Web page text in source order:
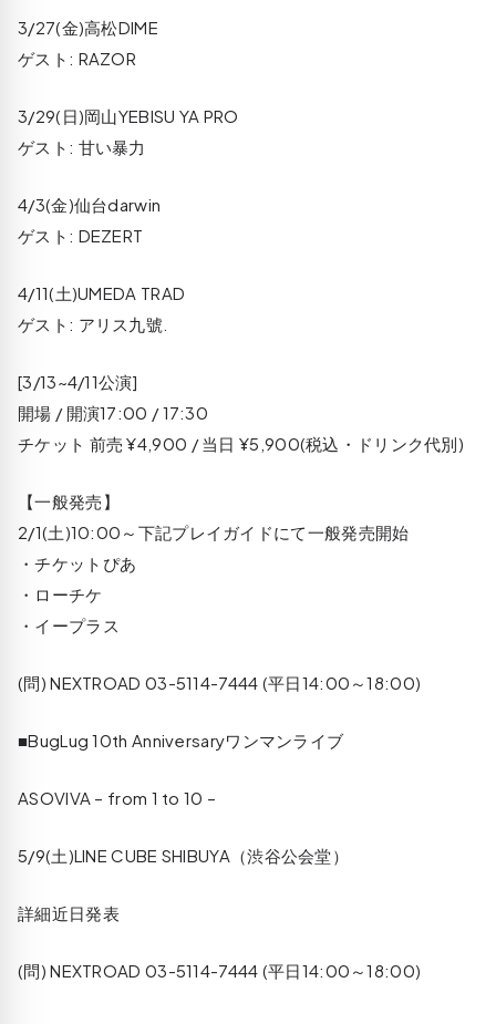
3/27(金)高松DIME
ゲスト: RAZOR
3/29(日)岡山YEBISU YA PRO
ゲスト: 甘い暴力
4/3(金)仙台darwin
ゲスト: DEZERT
4/11(土)UMEDA TRAD
ゲスト: アリス九號.
[3/13~4/11公演]
開場 / 開演17:00 / 17:30
チケット 前売 ¥4,900 / 当日 ¥5,900(税込・ドリンク代別)
【一般発売】
2/1(土)10:00～下記プレイガイドにて一般発売開始
・チケットぴあ
・ローチケ
・イープラス
(問) NEXTROAD 03-5114-7444 (平日14:00～18:00)
■BugLug 10th Anniversaryワンマンライブ
ASOVIVA – from 1 to 10 –
5/9(土)LINE CUBE SHIBUYA（渋谷公会堂）
詳細近日発表
(問) NEXTROAD 03-5114-7444 (平日14:00～18:00)